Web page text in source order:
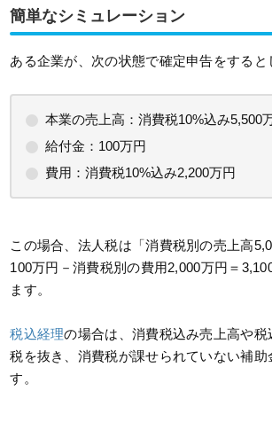
簡単なシミュレーション
ある企業が、次の状態で確定申告をすると
本業の売上高：消費税10%込み5,500
給付金：100万円
費用：消費税10%込み2,200万円
この場合、法人税は「消費税別の売上高
100万円－消費税別の費用2,000万円＝
ます。
税込経理の場合は、消費税込み売上高や
税を抜き、消費税が課せられていない補助
す。